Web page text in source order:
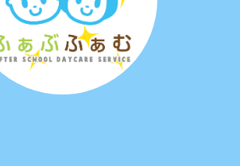
😌
んとのふれあいで私たちも癒され
みんなで行こうね🐦